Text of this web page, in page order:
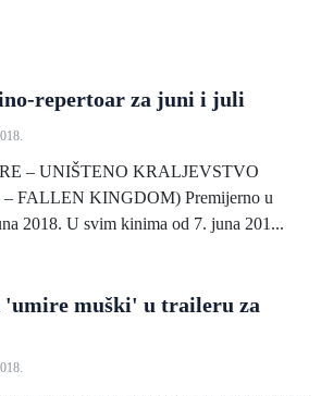
repertoar za juni i juli
– UNIŠTENO KRALJEVSTVO
FALLEN KINGDOM) Premijerno u
2018. U svim kinima od 7. juna 201...
'umire muški' u traileru za